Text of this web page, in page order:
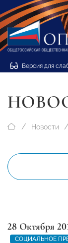
Версия для
Новости
28 Октября
СОЦИАЛЬНОЕ